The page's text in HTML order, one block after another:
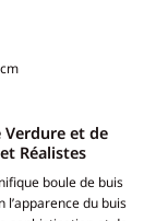
Verdure et de
Réalistes
boule de buis
du buis